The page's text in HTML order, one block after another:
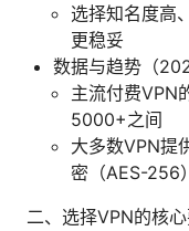
选择知名度高
更稳妥
数据与趋势（
主流付费VPN
5000+之间
大多数VPN提
密（AES-256）
二、选择VPN的核